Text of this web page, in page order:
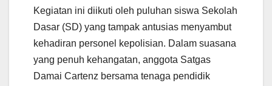
Kegiatan ini diikuti oleh puluhan siswa Sekolah
Dasar (SD) yang tampak antusias menyambut
kehadiran personel kepolisian. Dalam suasana
yang penuh kehangatan, anggota Satgas
Damai Cartenz bersama tenaga pendidik